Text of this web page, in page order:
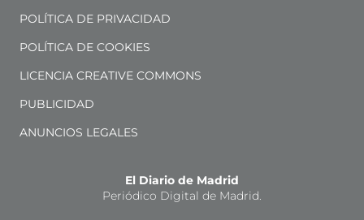
POLÍTICA DE PRIVACIDAD
POLÍTICA DE COOKIES
LICENCIA CREATIVE COMMONS
PUBLICIDAD
ANUNCIOS LEGALES
El Diario de Madrid
Periódico Digital de Madrid.